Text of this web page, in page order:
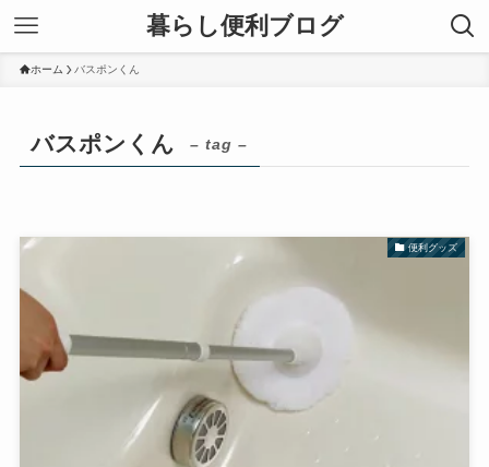
暮らし便利ブログ
ホーム バスポンくん
バスポンくん – tag –
便利グッズ